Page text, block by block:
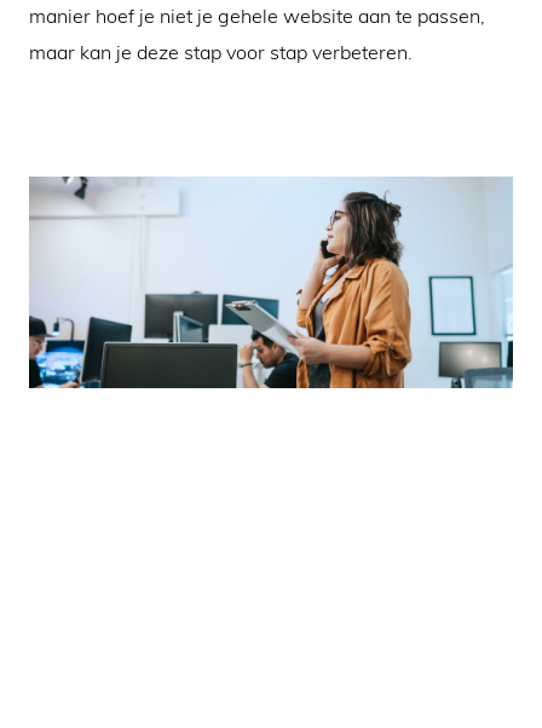
manier hoef je niet je gehele website aan te passen,
maar kan je deze stap voor stap verbeteren.